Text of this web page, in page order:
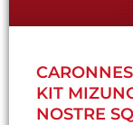
KIT
NOSTRE